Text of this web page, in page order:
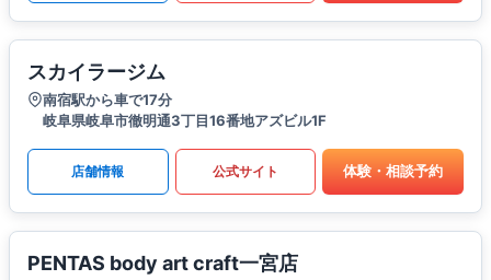
スカイラージム
南宿駅から車で17分
岐阜県岐阜市徹明通3丁目16番地アズビル1F
店舗情報 公式サイト 体験・相談予約
PENTAS body art craft一宮店